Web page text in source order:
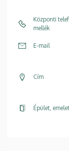
Központi
mellék
E-mail
Cím
Épület,